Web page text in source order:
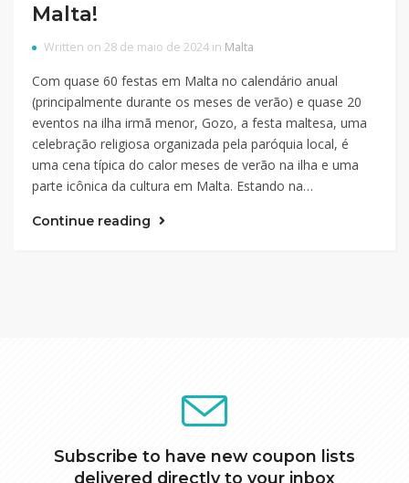
Malta!
Written on 28 de maio de 2024 in Malta
Com quase 60 festas em Malta no calendário anual
(principalmente durante os meses de verão) e quase 20
eventos na ilha irmã menor, Gozo, a festa maltesa, uma
celebração religiosa organizada pela paróquia local, é
uma cena típica do calor meses de verão na ilha e uma
parte icônica da cultura em Malta. Estando na…
Continue reading
Subscribe to have new coupon lists
delivered directly to your inbox